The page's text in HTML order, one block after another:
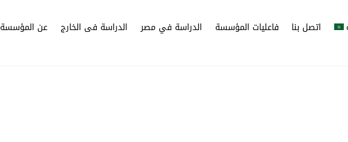
عن المؤسسة الدراسة فى الخارج الدراسة في مصر فاعليات المؤسسة اتصل بنا